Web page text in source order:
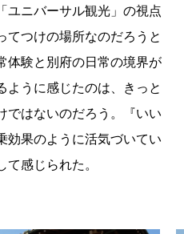
ユニバーサル観光」の視点
てつけの場所なのだろうと
体験と別府の日常の境界が
ように感じたのは、きっと
ではないのだろう。『いい
効果のように活気づいてい
感じられた。